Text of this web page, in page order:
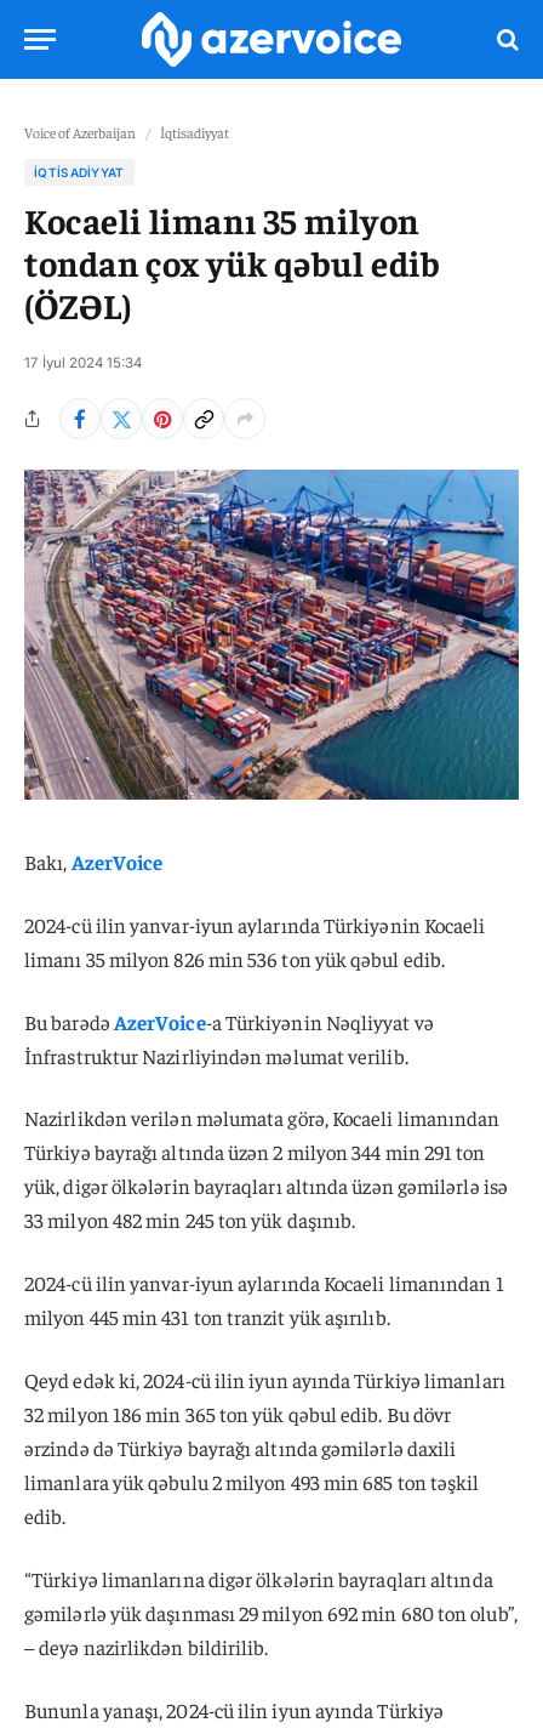
Voice of Azerbaijan / İqtisadiyyat
İQTISADIYYAT
Kocaeli limanı 35 milyon
tondan çox yük qəbul edib
(ÖZƏL)
17 İyul 2024 15:34
Bakı,AzerVoice
2024-cü ilin yanvar-iyun aylarında Türkiyənin Kocaeli
limanı 35 milyon 826 min 536 ton yük qəbul edib.
Bu barədəAzerVoice-a Türkiyənin Nəqliyyat və
İnfrastruktur Nazirliyindən məlumat verilib.
Nazirlikdən verilən məlumata görə, Kocaeli limanından
Türkiyə bayrağı altında üzən 2 milyon 344 min 291 ton
yük, digər ölkələrin bayraqları altında üzən gəmilərlə isə
33 milyon 482 min 245 ton yük daşınıb.
2024-cü ilin yanvar-iyun aylarında Kocaeli limanından 1
milyon 445 min 431 ton tranzit yük aşırılıb.
Qeyd edək ki, 2024-cü ilin iyun ayında Türkiyə limanları
32 milyon 186 min 365 ton yük qəbul edib. Bu dövr
ərzində də Türkiyə bayrağı altında gəmilərlə daxili
limanlara yük qəbulu 2 milyon 493 min 685 ton təşkil
edib.
“Türkiyə limanlarına digər ölkələrin bayraqları altında
gəmilərlə yük daşınması 29 milyon 692 min 680 ton olub”,
– deyə nazirlikdən bildirilib.
Bununla yanaşı, 2024-cü ilin iyun ayında Türkiyə